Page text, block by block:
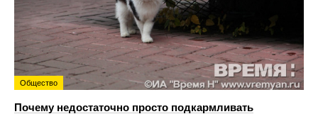
Общество
Почему недостаточно просто подкармливать